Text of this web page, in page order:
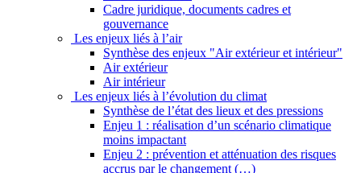
Cadre juridique, documents cadres et
gouvernance
Les enjeux liés à l’air
Synthèse des enjeux "Air extérieur et intérieur"
Air extérieur
Air intérieur
Les enjeux liés à l’évolution du climat
Synthèse de l’état des lieux et des pressions
Enjeu 1 : réalisation d’un scénario climatique
moins impactant
Enjeu 2 : prévention et atténuation des risques
accrus par le changement (…)